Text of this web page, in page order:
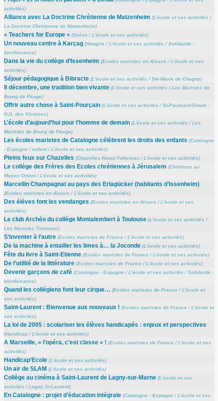
activités)
Alliance avec La Doctrine Chrétienne de Matzenheim (L’école et ses activités /
La Doctrine Chrétienne de Matzenheim)
« Teachers for Europe » (Grèce/L’école et ses activités)
Un nouveau centre à Karçag (Hongrie/L’école et ses activités /Solidarité -
bienfaisance)
Dans la vie du collège d’Issenheim (Ecoles maristes en Alsace/L’école et ses
activités)
Séjour pédagogique à Bibracte (L’école et ses activités /Ste-Marie de Chagny)
8 décembre, une tradition bien vivante (L’école et ses activités /Les Maristes de
Bourg de Péage)
Offrir autre chose à Saint-Pourçain (L’école et ses activités /St-Pourçain/Sioule -
N.D. des Victoires)
L’école d’aujourd’hui pour l’homme de demain (L’école et ses activités /Les
Maristes de Bourg de Péage)
Les écoles maristes de Catalogne célèbrent les droits des enfants (Catalogne
- Espagne/enfant/L’école et ses activités)
Pleins feux sur Chazelles (Chazelles Raoul Follereau/L’école et ses activités)
Le collège des Frères des Ecoles chrétiennes à Jérusalem (Chrétiens au
Moyen Orient/L’école et ses activités)
Marcellin Champagnat au pays des Erlagücker (habitants d’Issenheim)
(Ecoles maristes en Alsace/L’école et ses activités)
Des élèves font les vendanges (Ecoles maristes en Alsace/L’école et ses
activités)
Le club Archéo du collège Montalembert à Toulouse (L’école et ses activités /
Les Maristes Toulouse)
S’inventer à l’autre (Ecoles maristes de France/L’école et ses activités)
De la machine à entailler les limes à… la Joconde (L’école et ses activités)
Fête du livre à Saint-Etienne (Ecoles maristes de France/L’école et ses activités)
De l’utilité de la littérature (Ecoles maristes de France/L’école et ses activités)
Devenir garçons de café (Catalogne - Espagne/L’école et ses activités /Solidarité -
bienfaisance)
Quand les collégiens font leur cirque… (Ecoles maristes de France/L’école et
ses activités)
Saint-Laurent : Bienvenue aux nouveaux ! (Ecoles maristes de France/L’école et
ses activités)
La loi de 2005 : scolariser les élèves handicapés : enjeux et perspectives
(Handicap/L’école et ses activités)
A Marseille, « l’opéra, c’est classe » ! (Ecoles maristes de France/L’école et ses
activités)
Handicap’Ecole (L’école et ses activités)
Un air de SLAM (L’école et ses activités)
Collège au cinéma à Saint-Laurent de Lagny-sur-Marne (L’école et ses
activités /Lagny St-Laurent)
En Catalogne : projet d’éducation intégrale (Catalogne - Espagne/L’école et ses